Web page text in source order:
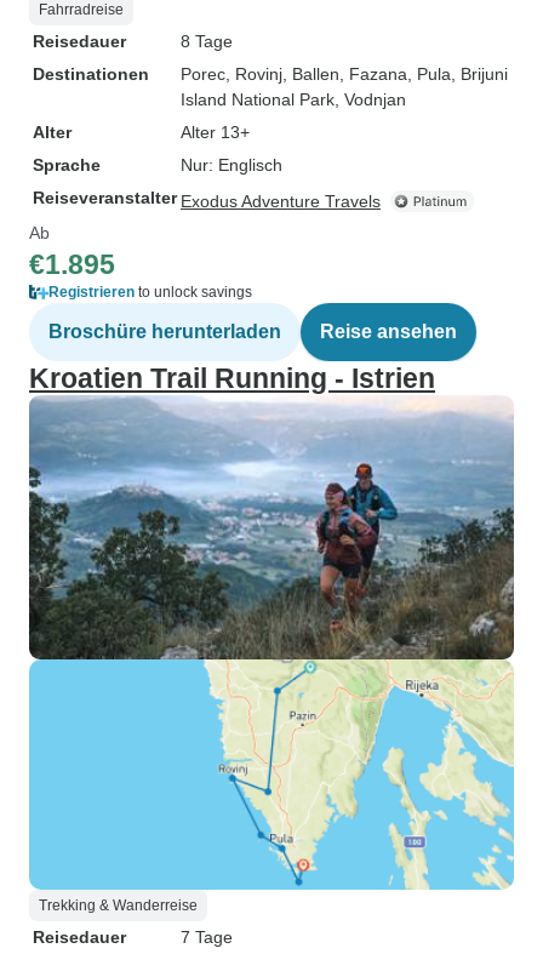
Fahrradreise
Reisedauer
8 Tage
Destinationen
Porec , Rovinj , Ballen , Fazana , Pula , Brijuni
Island National Park , Vodnjan
Alter
Alter 13+
Sprache
Nur: Englisch
Reiseveranstalter Exodus Adventure Travels
Ab
€1.895
Registrieren to unlock savings
Broschüre herunterladen Reise ansehen
Kroatien Trail Running - Istrien
Trekking & Wanderreise
Reisedauer 7 Tage